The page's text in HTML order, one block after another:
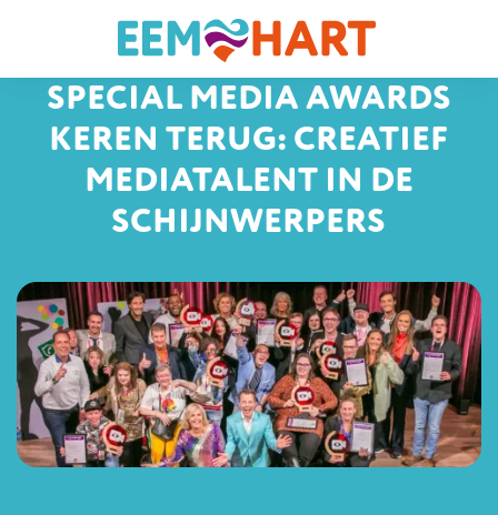
SPECIAL MEDIA AWARDS
KEREN TERUG: CREATIEF
MEDIATALENT IN DE
SCHIJNWERPERS